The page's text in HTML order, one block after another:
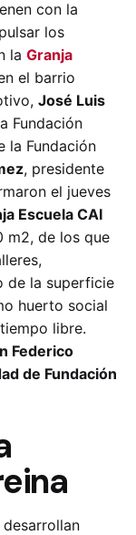
con la
los
la Granja
el barrio
José Luis
Fundación
la Fundación
, presidente
el jueves
Escuela CAI
m2, de los que
de la superficie
huerto social
libre.
Federico
de Fundación